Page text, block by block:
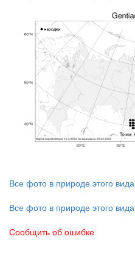
Все фото в природе этого вида
Все фото в природе этого вида
Сообщить об ошибке